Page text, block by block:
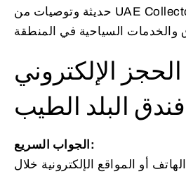
حديثة وتوصيات من UAE Collector — المنصة الموثوقة
الإلكتروني
البلد الطيب
الجواب السريع:
أو المواقع الإلكترونية خلال